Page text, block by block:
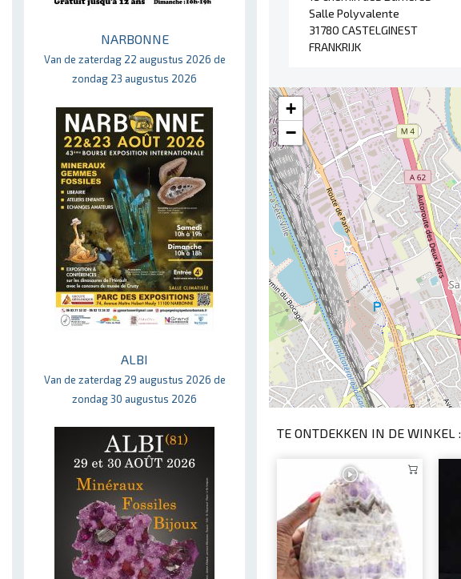
NARBONNE
Van de zaterdag 22 augustus 2026 de
zondag 23 augustus 2026
ALBI
Van de zaterdag 29 augustus 2026 de
zondag 30 augustus 2026
Salle Polyvalente
31780 CASTELGINEST
FRANKRIJK
+
−
TE ONTDEKKEN IN DE WINKEL :